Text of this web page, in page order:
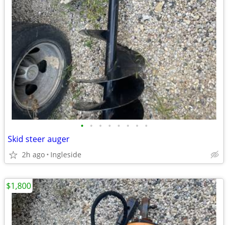
• • • • • • • •
Skid steer auger
2h ago Ingleside
$1,800